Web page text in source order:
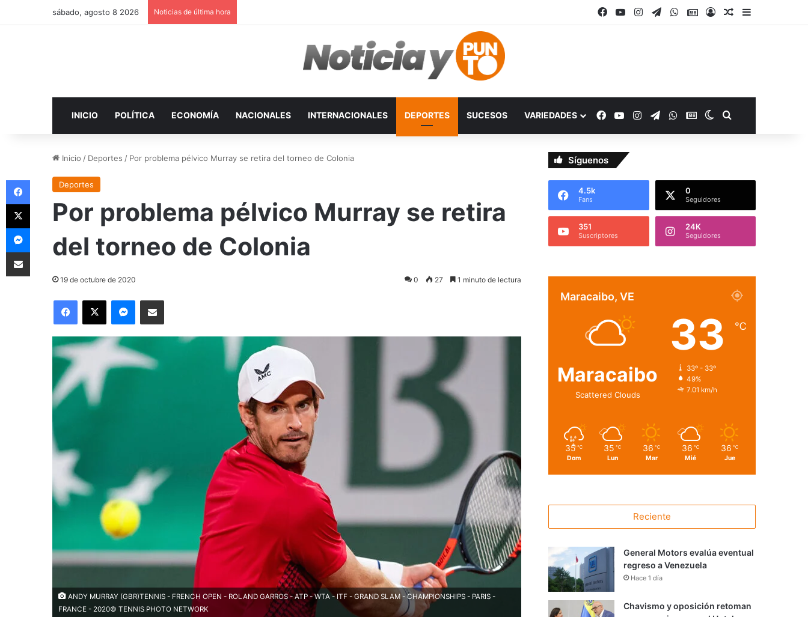
sábado, agosto 8 2026 Noticias de última hora Facebook
YouTubeInstagram
TelegramWhatsApp
Google Noticias
AccesoPublicación al
Barra lateral
INICIO POLÍTICA ECONOMÍA NACIONALES INTERNACIONALES DEPORTES SUCESOS VARIEDADES Facebook
YouTubeInstagram
Telegram
WhatsApp
Google Noticias
Switch skin
Inicio / Deportes / Por problema pélvico Murray se retira del torneo de Colonia
Deportes
Por problema pélvico Murray se retira
del torneo de Colonia
19 de octubre de 2020 0 27 1 minuto de lectura
Facebook
X MessengerCompartir por correo electrónico
ANDY MURRAY (GBR)TENNIS - FRENCH OPEN - ROLAND GARROS - ATP - WTA - ITF - GRAND SLAM - CHAMPIONSHIPS - PARIS -
FRANCE - 2020© TENNIS PHOTO NETWORK
Síguenos
4.5k
Fans
0
Seguidores
351
Suscriptores
24K
Seguidores
Maracaibo, VE
Maracaibo
Scattered Clouds
33 ℃
33º - 33º
49%
7.01 km/h
35 ℃
Dom
35 ℃
Lun
36 ℃
Mar
36 ℃
Mié
36 ℃
Jue
Reciente
General Motors evalúa eventual
regreso a Venezuela
Hace 1 día
Chavismo y oposición retoman
Facebook
X
Messenger
Compartir por correo electrónico